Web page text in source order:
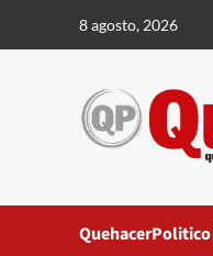
8 agosto, 2026